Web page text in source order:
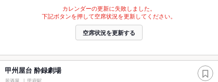
カレンダーの更新に失敗しました。
下記ボタンを押して空席状況を更新してください。
空席状況を更新する
甲州屋台 酔録劇場
居酒屋 甲府駅